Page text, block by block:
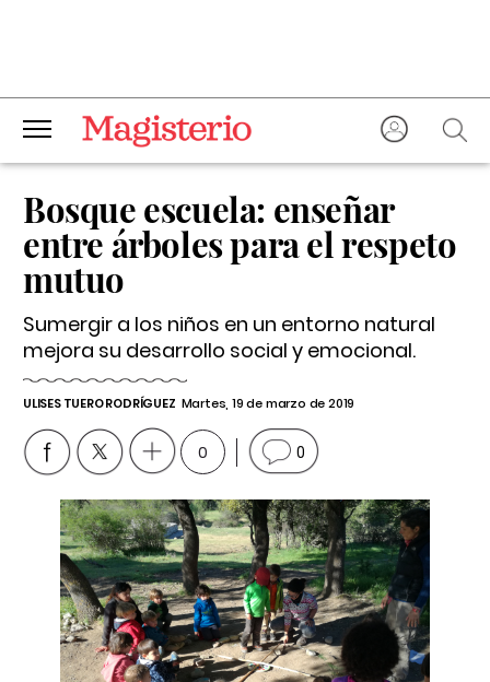
Bosque escuela: enseñar
entre árboles para el respeto
mutuo
Sumergir a los niños en un entorno natural
mejora su desarrollo social y emocional.
ULISES TUERO RODRÍGUEZ Martes, 19 de marzo de 2019
0 0